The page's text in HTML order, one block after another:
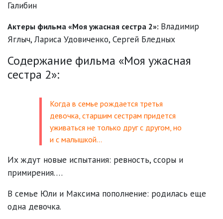
Галибин
Актеры фильма «Моя ужасная сестра 2»: Владимир
Яглыч, Лариса Удовиченко, Сергей Бледных
Содержание фильма «Моя ужасная
сестра 2»:
Когда в семье рождается третья
девочка, старшим сестрам придется
уживаться не только друг с другом, но
и с малышкой…
Их ждут новые испытания: ревность, ссоры и
примирения.…
В семье Юли и Максима пополнение: родилась еще
одна девочка.